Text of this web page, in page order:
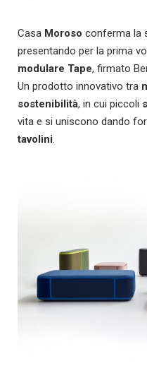
Casa Moroso conferma la
presentando per la prima
modulare Tape, firmato
Un prodotto innovativo tra
sostenibilità, in cui piccoli
vita e si uniscono dando
tavolini